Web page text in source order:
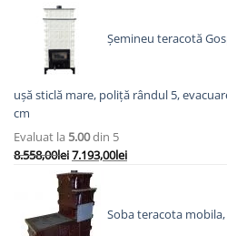
Șemineu teracotă
ușă sticlă mare, poliță rândul 5,
cm
Evaluat la 5.00din 5
8.558,00leiPrețul
inițial
a
fost:
8.558,00lei.
7.193,00leiPrețul
7.193,00lei.
Soba teracota